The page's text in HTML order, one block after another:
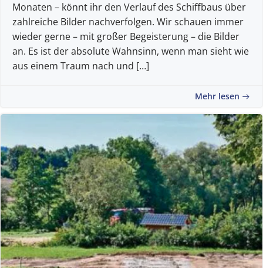
Monaten – könnt ihr den Verlauf des Schiffbaus über
zahlreiche Bilder nachverfolgen. Wir schauen immer
wieder gerne – mit großer Begeisterung – die Bilder
an. Es ist der absolute Wahnsinn, wenn man sieht wie
aus einem Traum nach und […]
Mehr lesen